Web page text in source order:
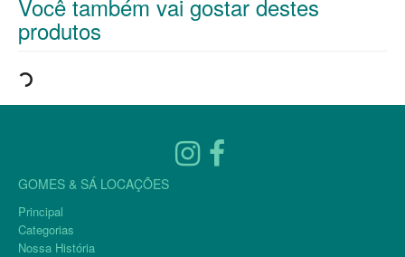
Você também vai gostar destes
produtos
GOMES & SÁ LOCAÇÕES
Principal
Categorias
Nossa História